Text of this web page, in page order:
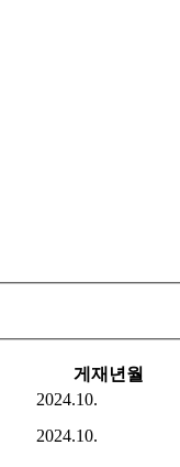
게재년월
2024.10.
2024.10.